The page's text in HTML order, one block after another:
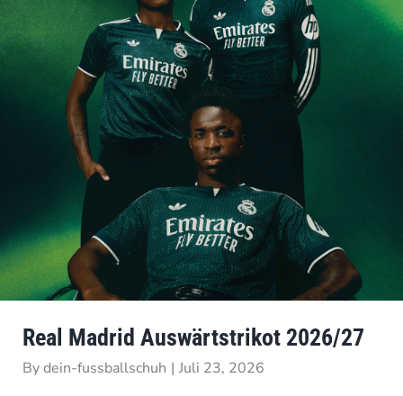
Real Madrid Auswärtstrikot 2026/27
Bydein-fussballschuh | Juli 23, 2026